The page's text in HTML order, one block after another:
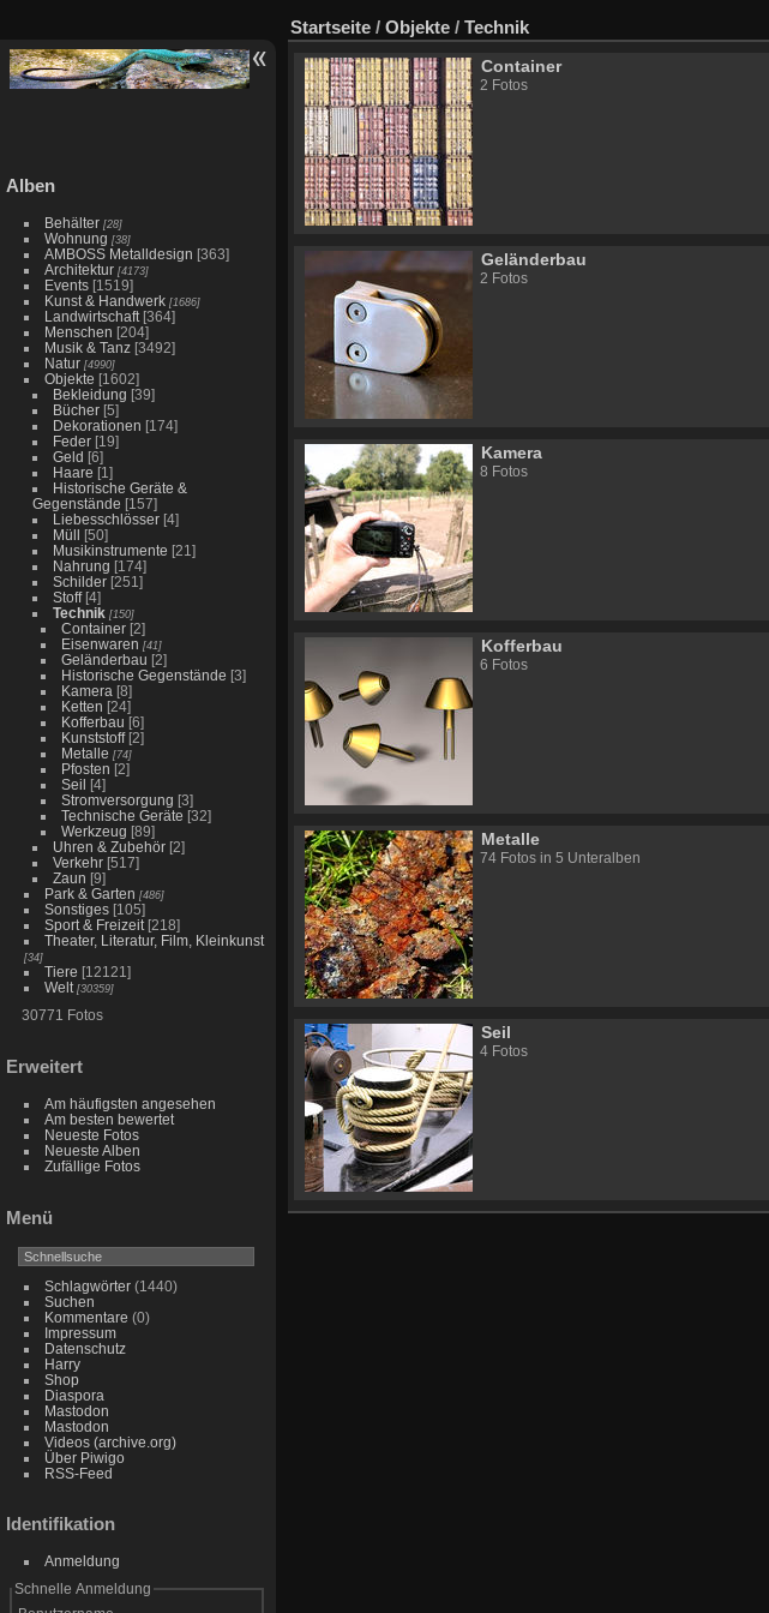
Alben
Behälter [28]
Wohnung [38]
AMBOSS Metalldesign [363]
Architektur [4173]
Events [1519]
Kunst & Handwerk [1686]
Landwirtschaft [364]
Menschen [204]
Musik & Tanz [3492]
Natur [4990]
Objekte [1602]
Bekleidung [39]
Bücher [5]
Dekorationen [174]
Feder [19]
Geld [6]
Haare [1]
Historische Geräte &
Gegenstände [157]
Liebesschlösser [4]
Müll [50]
Musikinstrumente [21]
Nahrung [174]
Schilder [251]
Stoff [4]
Technik [150]
Container [2]
Eisenwaren [41]
Geländerbau [2]
Historische Gegenstände [3]
Kamera [8]
Ketten [24]
Kofferbau [6]
Kunststoff [2]
Metalle [74]
Pfosten [2]
Seil [4]
Stromversorgung [3]
Technische Geräte [32]
Werkzeug [89]
Uhren & Zubehör [2]
Verkehr [517]
Zaun [9]
Park & Garten [486]
Sonstiges [105]
Sport & Freizeit [218]
Theater, Literatur, Film, Kleinkunst
[34]
Tiere [12121]
Welt [30359]
30771 Fotos
Erweitert
Am häufigsten angesehen
Am besten bewertet
Neueste Fotos
Neueste Alben
Zufällige Fotos
Menü
Schlagwörter(1440)
Suchen
Kommentare (0)
Impressum
Datenschutz
Harry
Shop
Diaspora
Mastodon
Mastodon
Videos (archive.org)
Über Piwigo
RSS-Feed
Identifikation
Anmeldung
Schnelle Anmeldung
Startseite / Objekte / Technik
Container
2 Fotos
Geländerbau
2 Fotos
Kamera
8 Fotos
Kofferbau
6 Fotos
Metalle
74 Fotos in 5 Unteralben
Seil
4 Fotos